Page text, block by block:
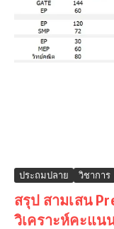
ประถมปลาย วิชาการ
สรุป สามเสน
วิเคราะห์คะแ